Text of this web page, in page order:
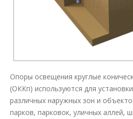
Опоры освещения круглые
(ОККп) используются для
различных наружных зон и
парков, парковок, уличных аллей,